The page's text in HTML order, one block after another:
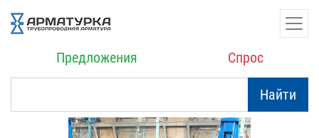
Предложения Спрос
Найти